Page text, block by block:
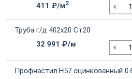
411 ₽/м2
Труба г/д 402х20 Ст20
32 991 ₽/м
Профнастил Н57 оцинкованный